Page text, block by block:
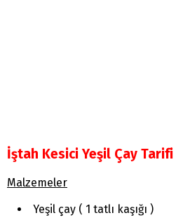
İştah Kesici Yeşil Çay Tarifi
Malzemeler
Yeşil çay ( 1 tatlı kaşığı )